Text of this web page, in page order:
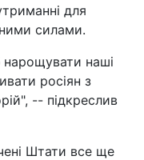
для
силами.
наші
росіян з
-- підкреслив
Штати все ще